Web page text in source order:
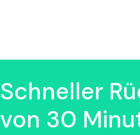
Schneller
von 30